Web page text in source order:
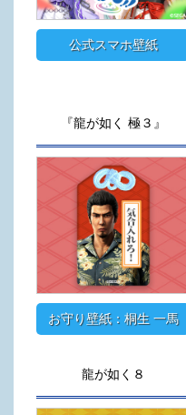
公式スマホ壁紙
『龍が如く 極３』
お守り壁紙：桐生 一馬
龍が如く８